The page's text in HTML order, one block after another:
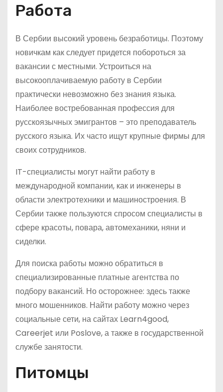
Работа
В Сербии высокий уровень безработицы. Поэтому
новичкам как следует придется побороться за
вакансии с местными. Устроиться на
высокооплачиваемую работу в Сербии
практически невозможно без знания языка.
Наиболее востребованная профессия для
русскоязычных эмигрантов – это преподаватель
русского языка. Их часто ищут крупные фирмы для
своих сотрудников.
IT-специалисты могут найти работу в
международной компании, как и инженеры в
области электротехники и машиностроения. В
Сербии также пользуются спросом специалисты в
сфере красоты, повара, автомеханики, няни и
сиделки.
Для поиска работы можно обратиться в
специализированные платные агентства по
подбору вакансий. Но осторожнее: здесь также
много мошенников. Найти работу можно через
социальные сети, на сайтах Learn4good,
Careerjet или Poslove, а также в государственной
службе занятости.
Питомцы